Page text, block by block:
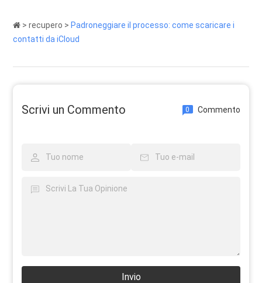
>recupero > Padroneggiare il processo: come scaricare i
contatti da iCloud
Scrivi un Commento 0 Commento
Invio